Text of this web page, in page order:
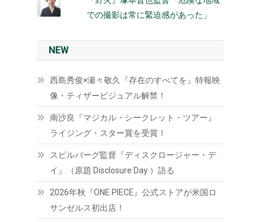
での撮影は常に緊迫感があった」
NEW
西島秀俊×瀬々敬久『存在のすべてを』特報映
像・ティザービジュアル解禁！
南沙良『マジカル・シークレット・ツアー』
ライジング・スター賞を受賞！
スピルバーグ監督『ディスクロージャー・デ
イ』（原題 Disclosure Day ）語る
2026年秋『ONE PIECE』公式ストアが米国ロ
サンゼルス初出店！